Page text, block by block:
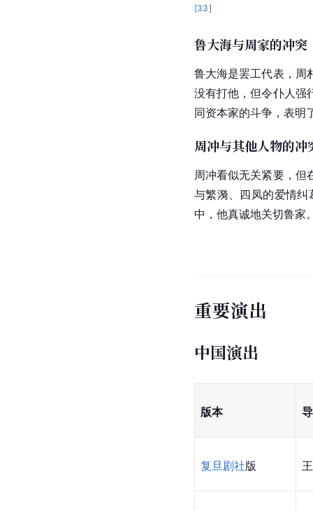
[33]
鲁大海与周家的冲突
鲁大海是罢工代表，周
没有打他，但令仆人强
同资本家的斗争，表明
周冲与其他人物的冲
周冲看似无关紧要，但
与繁漪、四凤的爱情
中，他真诚地关切鲁家
重要演出
中国演出
版本
复旦剧社版